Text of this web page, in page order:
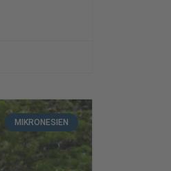
MIKRONESIEN